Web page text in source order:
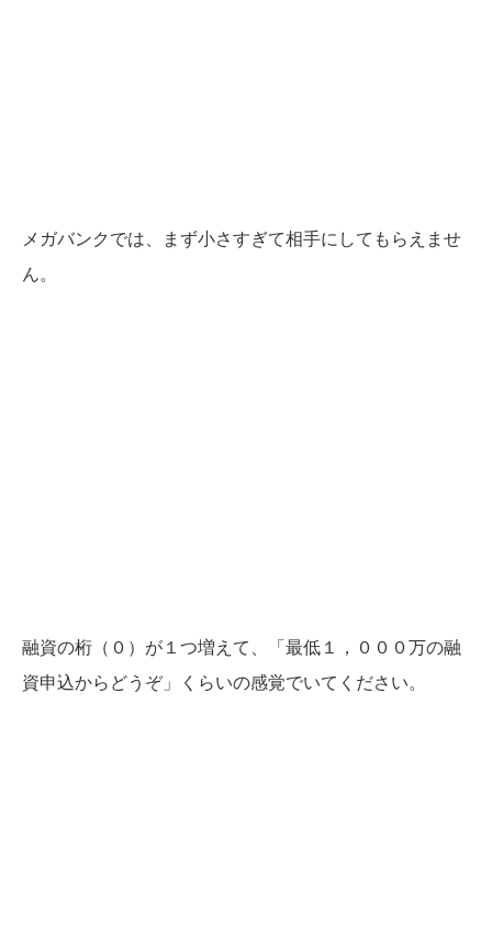
メガバンクでは、まず小さすぎて相手にしてもらえませ
ん。
融資の桁（０）が１つ増えて、「最低１，０００万の融
資申込からどうぞ」くらいの感覚でいてください。